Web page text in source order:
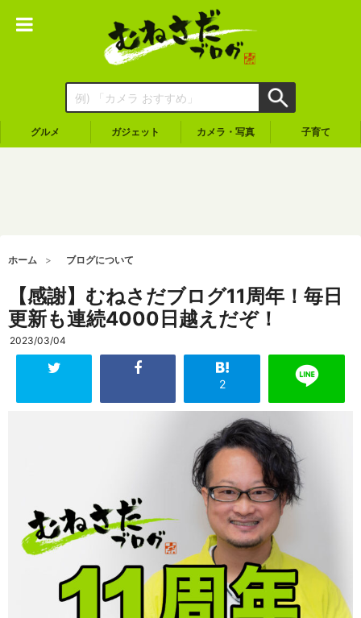
グルメ ガジェット カメラ・写真 子育て
ホーム ブログについて
【感謝】むねさだブログ11周年！毎日
更新も連続4000日越えだぞ！
2023/03/04
2